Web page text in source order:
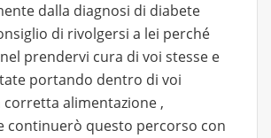
dalla diagnosi di diabete
di rivolgersi a lei perché
prendervi cura di voi stesse e
portando dentro di voi
alimentazione ,
continuerò questo percorso con